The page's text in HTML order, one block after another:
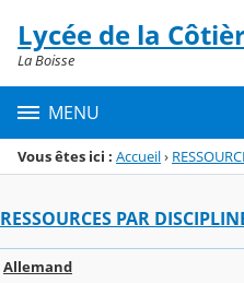
Menu de la rubrique
Contenu
Lycée de la
La Boisse
MENU
Vous êtes ici : Accueil›
RESSOURCES PAR
Allemand